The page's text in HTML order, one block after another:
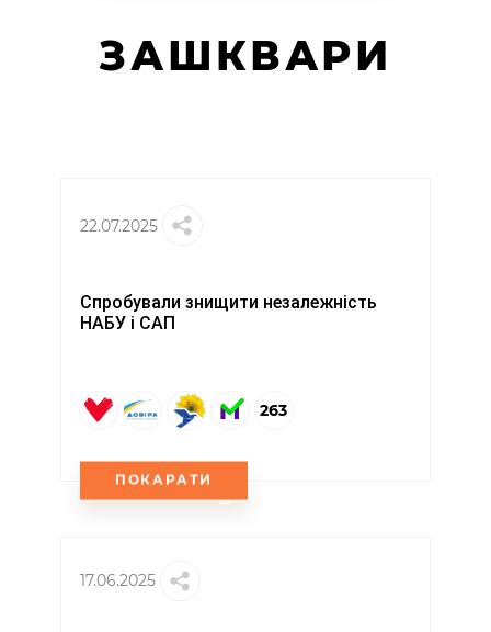
ЗАШКВАРИ
22.07.2025
Спробували знищити незалежність
НАБУ і САП
263
ПОКАРАТИ
17.06.2025